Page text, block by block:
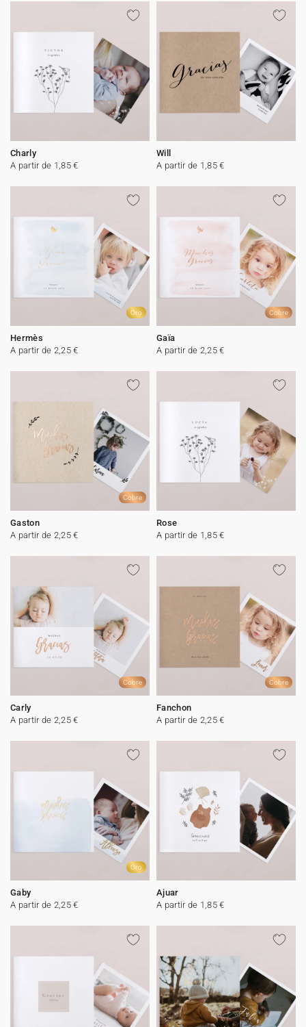
Charly
A partir de 1,85 €
Will
A partir de 1,85 €
Oro
Hermès
A partir de 2,25 €
Cobre
Gaïa
A partir de 2,25 €
Cobre
Gaston
A partir de 2,25 €
Rose
A partir de 1,85 €
Cobre
Carly
A partir de 2,25 €
Cobre
Fanchon
A partir de 2,25 €
Oro
Gaby
A partir de 2,25 €
Ajuar
A partir de 1,85 €